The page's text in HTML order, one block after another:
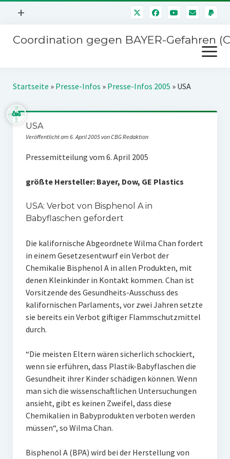
Menü
+
Mitmachen
Kontakt
Impressum
Störfälle
Coordination gegen BAYER-Gefahren
Menü
öffnen
Kampagnen
BAYER-Hauptversammlungen
Stichwort BAYER
Startseite » Presse-Infos » Presse-Infos 2005 » USA
USA
Veröffentlicht am 6. April 2005 von CBG Redaktion
Pressemitteilung vom 6. April 2005
größte Hersteller: Bayer, Dow, GE Plastics
USA: Verbot von Bisphenol A in
Babyflaschen gefordert
Die kalifornische Abgeordnete Wilma Chan fordert
in einem Gesetzesentwurf ein Verbot der
Chemikalie Bisphenol A in allen Produkten, mit
denen Kleinkinder in Kontakt kommen. Chan ist
Vorsitzende des Gesundheits-Ausschuss des
kalifornischen Parlaments, vor zwei Jahren setzte
sie bereits ein Verbot giftiger Flammschutzmittel
durch.
“Die meisten Eltern wären sicherlich schockiert,
wenn sie erführen, dass Plastik-Babyflaschen die
Gesundheit ihrer Kinder schädigen können. Wenn
man sich die wissenschaftlichen Untersuchungen
ansieht, gibt es keinen Zweifel, dass diese
Chemikalien in Babyprodukten verboten werden
müssen“, so Wilma Chan.
Bisphenol A (BPA) wird bei der Herstellung von